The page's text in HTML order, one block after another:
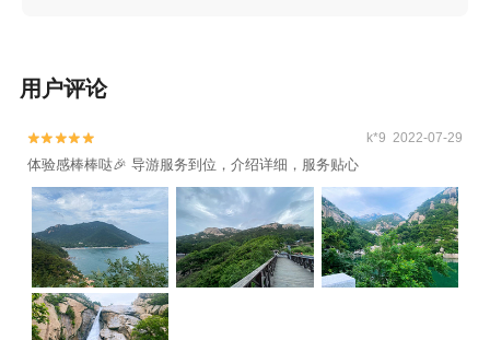
用户评论

 k*9 2022-07-29
体验感棒棒哒🎉 导游服务到位，介绍详细，服务贴心